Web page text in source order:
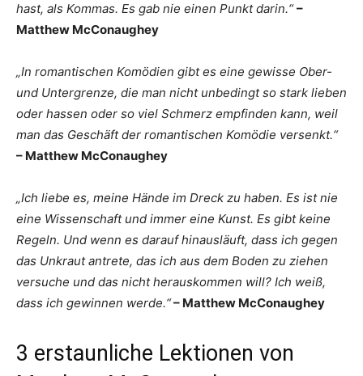
hast, als Kommas. Es gab nie einen Punkt darin.“–
Matthew McConaughey
„In romantischen Komödien gibt es eine gewisse Ober-
und Untergrenze, die man nicht unbedingt so stark lieben
oder hassen oder so viel Schmerz empfinden kann, weil
man das Geschäft der romantischen Komödie versenkt.“
– Matthew McConaughey
„Ich liebe es, meine Hände im Dreck zu haben. Es ist nie
eine Wissenschaft und immer eine Kunst. Es gibt keine
Regeln. Und wenn es darauf hinausläuft, dass ich gegen
das Unkraut antrete, das ich aus dem Boden zu ziehen
versuche und das nicht herauskommen will? Ich weiß,
dass ich gewinnen werde.“– Matthew McConaughey
3 erstaunliche Lektionen von